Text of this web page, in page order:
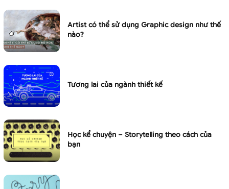
Artist có thể sử dụng Graphic design như thế
nào?
Tương lai của ngành thiết kế
Học kể chuyện – Storytelling theo cách của
bạn